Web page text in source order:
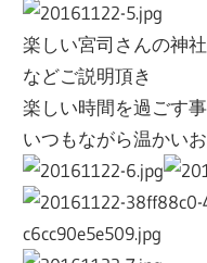
楽しい宮司さんの神
などご説明頂き
楽しい時間を過ごす
いつもながら温かい